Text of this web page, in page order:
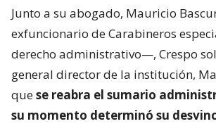
Junto a su abogado, Mauricio
exfuncionario de Carabineros
derecho administrativo—, Crespo
general director de la institución,
quese reabra el sumario
su momento determinó su